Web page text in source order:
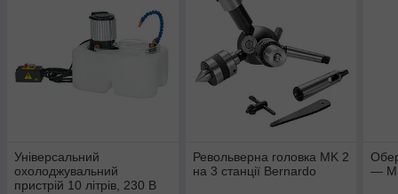
Універсальний
охолоджувальний
пристрій 10 літрів, 230 В
Револьверна головка MK 2
на 3 станції Bernardo
—